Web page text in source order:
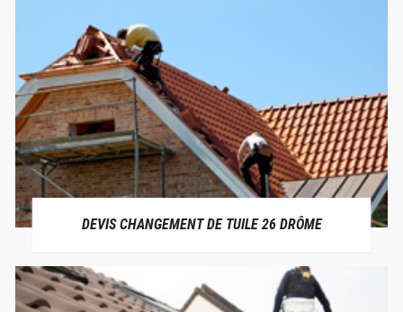
DEVIS CHANGEMENT DE TUILE 26 DRÔME